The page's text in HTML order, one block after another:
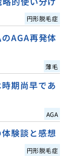
円形脱毛症
AGA再発体
薄毛
期尚早であ
AGA
験談と感想
円形脱毛症